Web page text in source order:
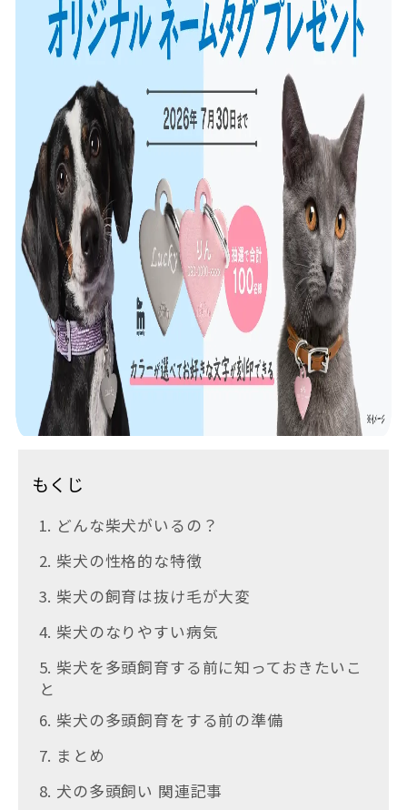
もくじ
1. どんな柴犬がいるの？
2. 柴犬の性格的な特徴
3. 柴犬の飼育は抜け毛が大変
4. 柴犬のなりやすい病気
5. 柴犬を多頭飼育する前に知っておきたいこ
と
6. 柴犬の多頭飼育をする前の準備
7. まとめ
8. 犬の多頭飼い 関連記事